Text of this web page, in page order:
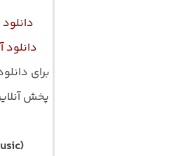
برای
پخش آنلاین